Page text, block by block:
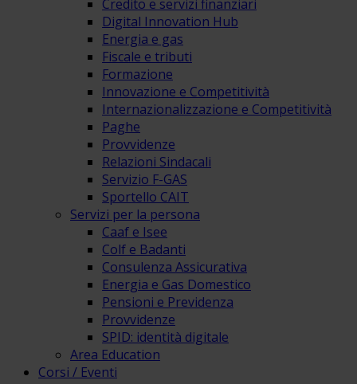
Credito e servizi finanziari
Digital Innovation Hub
Energia e gas
Fiscale e tributi
Formazione
Innovazione e Competitività
Internazionalizzazione e Competitività
Paghe
Provvidenze
Relazioni Sindacali
Servizio F-GAS
Sportello CAIT
Servizi per la persona
Caaf e Isee
Colf e Badanti
Consulenza Assicurativa
Energia e Gas Domestico
Pensioni e Previdenza
Provvidenze
SPID: identità digitale
Area Education
Corsi / Eventi